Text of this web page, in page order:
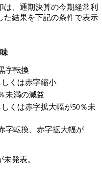
、通期決算の今期経常利
た結果を下記の条件で表示
字転換
くは赤字縮小
未満の減益
くは赤字拡大幅が50％未
字転換、赤字拡大幅が
発表。